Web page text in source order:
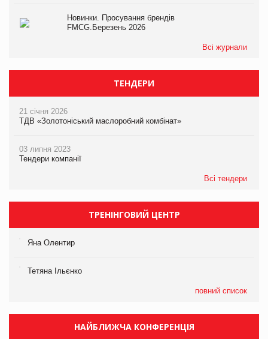
Новинки. Просування брендів
FMCG.Березень 2026
Всі журнали
ТЕНДЕРИ
21 січня 2026
ТДВ «Золотоніський маслоробний комбінат»
03 липня 2023
Тендери компанії
Всі тендери
ТРЕНІНГОВИЙ ЦЕНТР
Яна Олентир
Тетяна Ільєнко
повний список
НАЙБЛИЖЧА КОНФЕРЕНЦІЯ